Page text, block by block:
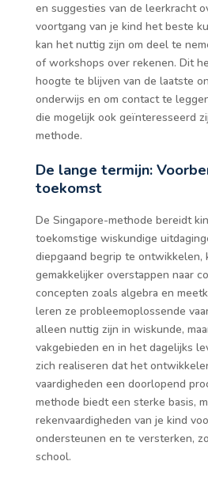
en suggesties van de leerkracht
voortgang van je kind het beste
kan het nuttig zijn om deel te
of workshops over rekenen. Dit
hoogte te blijven van de laatste
onderwijs en om contact te
die mogelijk ook geïnteresseerd
methode.
De lange termijn:
toekomst
De Singapore-methode bereidt
toekomstige wiskundige
diepgaand begrip te ontwikkelen,
gemakkelijker overstappen naar
concepten zoals algebra en
leren ze probleemoplossende
alleen nuttig zijn in wiskunde,
vakgebieden en in het dagelijks
zich realiseren dat het
vaardigheden een doorlopend
methode biedt een sterke basis,
rekenvaardigheden van je kind
ondersteunen en te versterken,
school.